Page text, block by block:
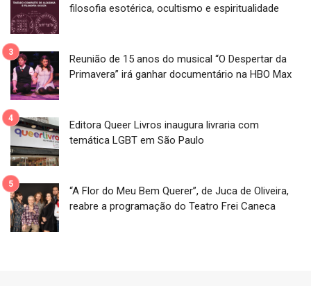
filosofia esotérica, ocultismo e espiritualidade
Reunião de 15 anos do musical “O Despertar da
Primavera” irá ganhar documentário na HBO Max
Editora Queer Livros inaugura livraria com
temática LGBT em São Paulo
“A Flor do Meu Bem Querer”, de Juca de Oliveira,
reabre a programação do Teatro Frei Caneca